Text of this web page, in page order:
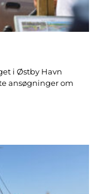
i Østby Havn
ansøgninger om